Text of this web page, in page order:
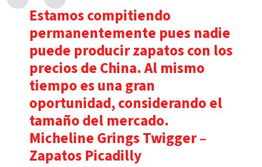
Estamos compitiendo
permanentemente pues nadie
puede producir zapatos con los
precios de China. Al mismo
tiempo es una gran
oportunidad, considerando el
tamaño del mercado.
Micheline Grings Twigger –
Zapatos Picadilly